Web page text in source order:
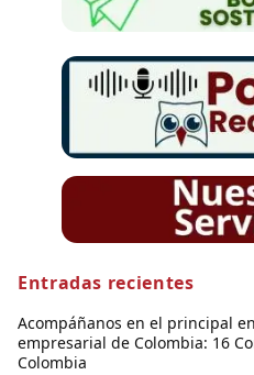
Entradas recientes
Acompáñanos en el principal
empresarial de Colombia: 16
Colombia